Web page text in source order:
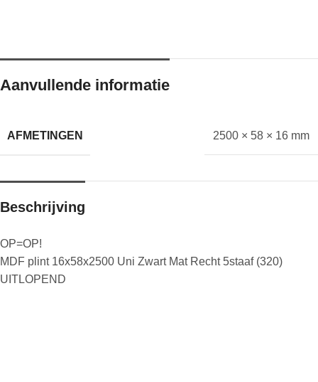
Aanvullende informatie
AFMETINGEN 2500 × 58 × 16 mm
Beschrijving
OP=OP!
MDF plint 16x58x2500 Uni Zwart Mat Recht 5staaf (320)
UITLOPEND